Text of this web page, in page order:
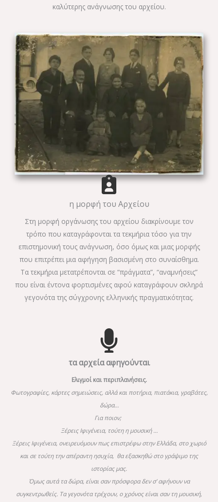
καλύτερης ανάγνωσης του αρχείου.
η μορφή του Αρχείου
Στη μορφή οργάνωσης του αρχείου διακρίνουμε τον
τρόπο που καταγράφονται τα τεκμήρια τόσο για την
επιστημονική τους ανάγνωση, όσο όμως και μιας μορφής
που επιτρέπει μια αφήγηση βασισμένη στο συναίσθημα.
Τα τεκμήρια μετατρέπονται σε “πράγματα”, “αναμνήσεις”
που είναι έντονα φορτισμένες αφού καταγράφουν σκληρά
γεγονότα της σύγχρονης ελληνικής πραγματικότητας.
τα αρχεία αφηγούνται
Ελιγμοί και περιπλανήσεις.
Φωτογραφίες, κάρτες σημειώσεις, αλλά και ποτήρια, πιατάκια, γραβάτες,
δώρα…
Για ποιον;
Ξέρεις Ιφιγένεια, τούτη η μουσική …
Ξέρεις Ιφιγένεια, ονειρευόμουν πως επιστρέφω στην Ελλάδα, στο χωριό
και σε τούτη την απέραντη ησυχία, θα εξασκηθώ στο γράψιμο της
ιστορίας μας.
Όμως αυτά τα δώρα, είναι σαν πρόσφορα δεν σ’ αφήνουν να
συγκεντρωθείς. Τα γεγονότα τρέχουν, ο χρόνος είναι σαν τη μουσική,